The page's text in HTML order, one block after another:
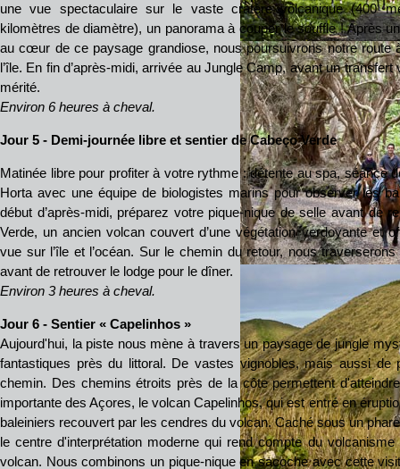
une vue spectaculaire sur le vaste cratère volcanique (400
kilomètres de diamètre), un panorama à couper le souffle ! Après
au cœur de ce paysage grandiose, nous poursuivrons notre route
l’île. En fin d’après-midi, arrivée au Jungle Camp, avant un
mérité.
Environ 6 heures à cheval.
Jour 5 - Demi-journée libre et sentier de Cabeço Verde
Matinée libre pour profiter à votre rythme : détente au spa, séance
Horta avec une équipe de biologistes marins pour observer les
début d’après-midi, préparez votre pique-nique de selle avant de
Verde, un ancien volcan couvert d’une végétation verdoyante et
vue sur l’île et l’océan. Sur le chemin du retour, nous
avant de retrouver le lodge pour le dîner.
Environ 3 heures à cheval.
Jour 6 - Sentier « Capelinhos »
Aujourd'hui, la piste nous mène à travers un paysage de jungle
fantastiques près du littoral. De vastes vignobles, mais aussi de
chemin. Des chemins étroits près de la côte permettent
importante des Açores, le volcan Capelinhos, qui est entré en
baleiniers recouvert par les cendres du volcan. Caché sous un
le centre d'interprétation moderne qui rend compte du
volcan. Nous combinons un pique-nique en sacoche avec cette